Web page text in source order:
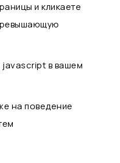
и кликаете
в вашем
на поведение